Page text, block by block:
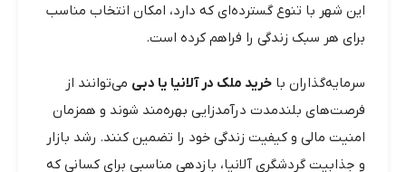
این شهر با تنوع گسترده‌ای که دارد، امکان انتخاب مناسب
برای هر سبک زندگی را فراهم کرده است.
سرمایه‌گذاران با خرید ملک در آلانیا یا دبی می‌توانند از
فرصت‌های بلندمدت درآمدزایی بهره‌مند شوند و همزمان
امنیت مالی و کیفیت زندگی خود را تضمین کنند. رشد بازار
و جذابیت گردشگری آلانیا، بازدهی مناسبی برای کسانی که